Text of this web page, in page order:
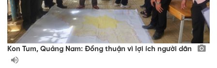
Kon Tum, Quảng Nam: Đồng thuận vì lợi ích người dân